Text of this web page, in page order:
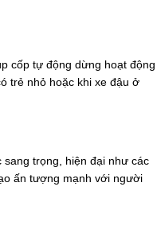
cốp tự động dừng hoạt động
trẻ nhỏ hoặc khi xe đậu ở
sang trọng, hiện đại như các
ấn tượng mạnh với người